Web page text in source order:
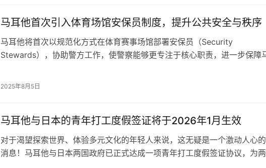
马耳他首次引入体育场馆安保员制度，提升公共安全与秩序
马耳他将首次以规范化方式在体育赛事场馆部署安保员（Security
Stewards），协助警方工作，使警察能够更专注于核心职责，进一步保障
及其所属机构必须经过专业培训并取得执照。新规不仅明确了安保员的职责
2025年8月5日
马耳他与日本的青年打工度假签证将于2026年1月生效
对于渴望探索世界、体验多元文化的年轻人来说，这无疑是一个激动人心
消息！马耳他与日本两国政府已正式达成一项青年打工度假签证协议，为两